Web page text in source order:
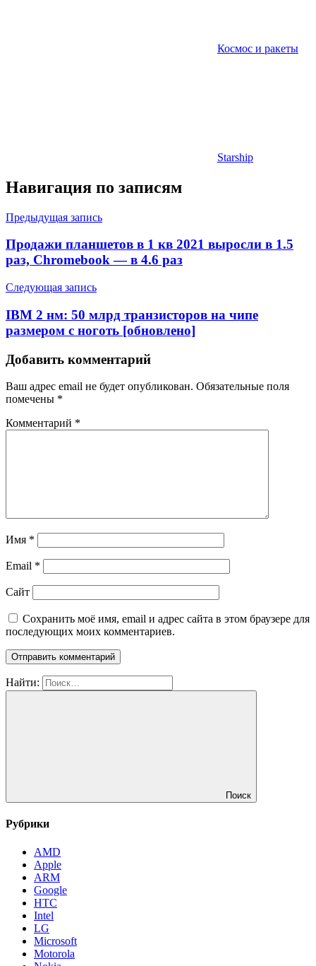
Космос и ракеты
Starship
Навигация по записям
Предыдущая запись
Продажи планшетов в 1 кв 2021 выросли в 1.5
раз, Chromebook — в 4.6 раз
Следующая запись
IBM 2 нм: 50 млрд транзисторов на чипе
размером с ноготь [обновлено]
Добавить комментарий
Ваш адрес email не будет опубликован. Обязательные поля
помечены *
Комментарий *
Имя *
Email *
Сайт
Сохранить моё имя, email и адрес сайта в этом браузере для
последующих моих комментариев.
Найти:
Поиск
Рубрики
AMD
Apple
ARM
Google
HTC
Intel
LG
Microsoft
Motorola